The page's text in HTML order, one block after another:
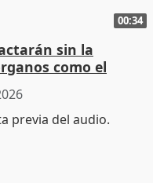
00:34
sin la
como el